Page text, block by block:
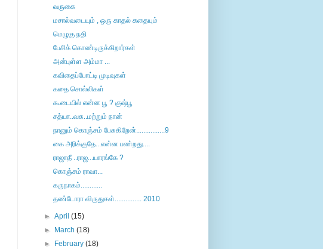
வருகை
மசால்வடையும் , ஒரு காதல் கதையும்
மெழுகு நதி
பேசிக் கொண்டிருக்கிறார்கள்
அன்புள்ள அம்மா ...
கவிதைப்போட்டி முடிவுகள்
கதை சொல்லிகள்
கூடையில் என்ன பூ ? குஷ்பூ
சத்யா..வசு..மற்றும் நான்
நானும் கொஞ்சம் பேசுகிறேன்................9
கை அரிக்குதே...என்ன பண்றது....
ராஜாதீ ..ராஜ...யாரங்கே ?
கொஞ்சம் ராவா...
கருநாகம்............
தண்டோரா விருதுகள்............... 2010
►April(15)
►
March(18)
►
February(18)